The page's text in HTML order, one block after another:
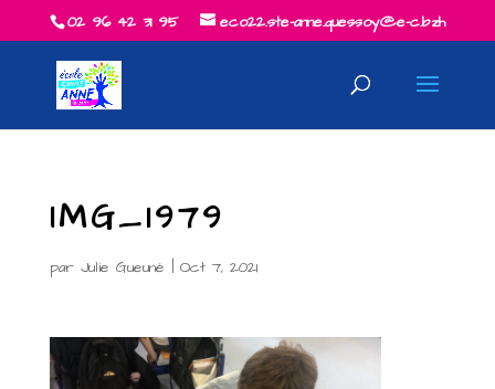
02 96 42 31 95 eco22.ste-anne.quessoy@e-c.bzh
IMG_1979
par Julie Gueuné | Oct 7, 2021